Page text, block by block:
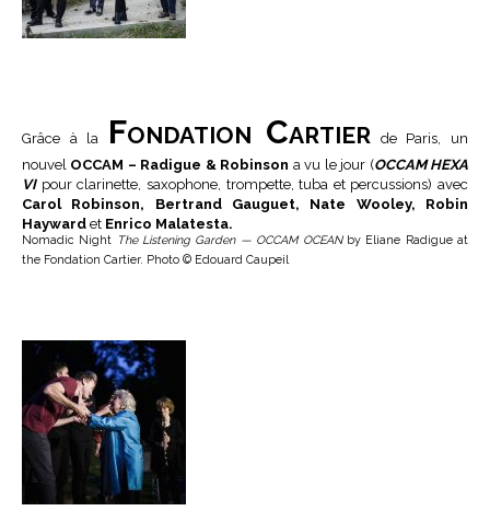
Grâce à la Fondation Cartierde Paris, un
nouvel OCCAM – Radigue & Robinson a vu le jour (OCCAM HEXA
VIpour clarinette, saxophone, trompette, tuba et percussions) avec
Carol Robinson, Bertrand Gauguet, Nate Wooley, Robin
Hayward et Enrico Malatesta.
Nomadic Night The Listening Garden — OCCAM OCEANby Eliane Radigue at
the Fondation Cartier. Photo © Edouard Caupeil